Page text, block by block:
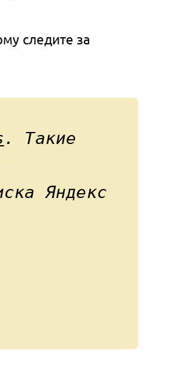
следите за
. Такие
Яндекс